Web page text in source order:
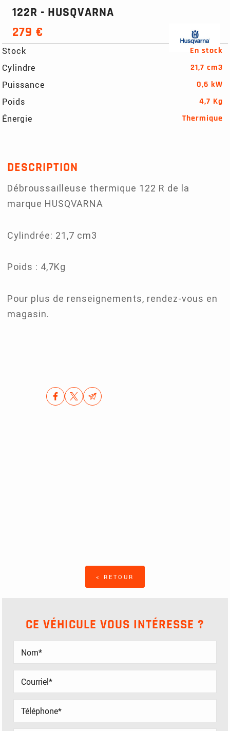
122R - HUSQVARNA
279 €
Stock
En stock
Cylindre
21,7 cm3
Puissance
0,6 kW
Poids
4,7 Kg
Énergie
Thermique
DESCRIPTION
Débroussailleuse thermique 122 R de la
marque HUSQVARNA
Cylindrée: 21,7 cm3
Poids : 4,7Kg
Pour plus de renseignements, rendez-vous en
magasin.
< RETOUR
CE VÉHICULE VOUS INTÉRESSE ?